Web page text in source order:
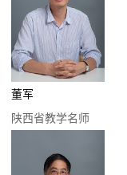
董军
陕西省教学名师